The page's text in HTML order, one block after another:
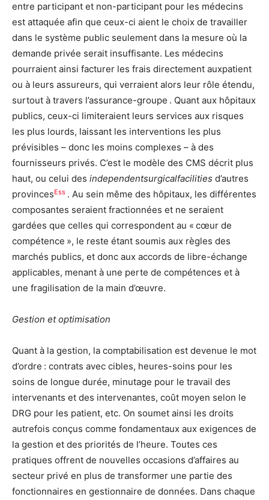
entre participant et non-participant pour les médecins
est attaquée afin que ceux-ci aient le choix de travailler
dans le système public seulement dans la mesure où la
demande privée serait insuffisante. Les médecins
pourraient ainsi facturer les frais directement auxpatient
ou à leurs assureurs, qui verraient alors leur rôle étendu,
surtout à travers l’assurance-groupe . Quant aux hôpitaux
publics, ceux-ci limiteraient leurs services aux risques
les plus lourds, laissant les interventions les plus
prévisibles – donc les moins complexes – à des
fournisseurs privés. C’est le modèle des CMS décrit plus
haut, ou celui des independentsurgicalfacilities d’autres
provincesEss . Au sein même des hôpitaux, les différentes
composantes seraient fractionnées et ne seraient
gardées que celles qui correspondent au « cœur de
compétence », le reste étant soumis aux règles des
marchés publics, et donc aux accords de libre-échange
applicables, menant à une perte de compétences et à
une fragilisation de la main d’œuvre.
Gestion et optimisation
Quant à la gestion, la comptabilisation est devenue le mot
d’ordre : contrats avec cibles, heures-soins pour les
soins de longue durée, minutage pour le travail des
intervenants et des intervenantes, coût moyen selon le
DRG pour les patient, etc. On soumet ainsi les droits
autrefois conçus comme fondamentaux aux exigences de
la gestion et des priorités de l’heure. Toutes ces
pratiques offrent de nouvelles occasions d’affaires au
secteur privé en plus de transformer une partie des
fonctionnaires en gestionnaire de données. Dans chaque